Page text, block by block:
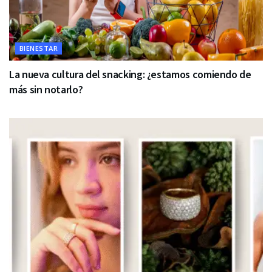
BIENESTAR
La nueva cultura del snacking: ¿estamos comiendo de
más sin notarlo?